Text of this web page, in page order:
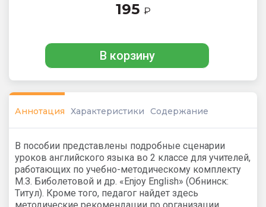
195 ₽
В корзину
Аннотация Характеристики Содержание
В пособии представлены подробные сценарии
уроков английского языка во 2 классе для учителей,
работающих по учебно-методическому комплекту
М.З. Биболетовой и др. «Enjoy English» (Обнинск:
Титул). Кроме того, педагог найдет здесь